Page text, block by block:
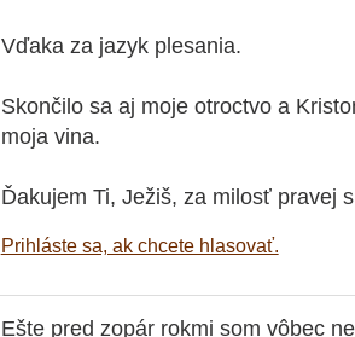
Vďaka za jazyk plesania.
Skončilo sa aj moje otroctvo a
moja vina.
Ďakujem Ti, Ježiš, za milosť pravej
Prihláste sa, ak chcete hlasovať.
Ešte pred zopár rokmi som vôbec